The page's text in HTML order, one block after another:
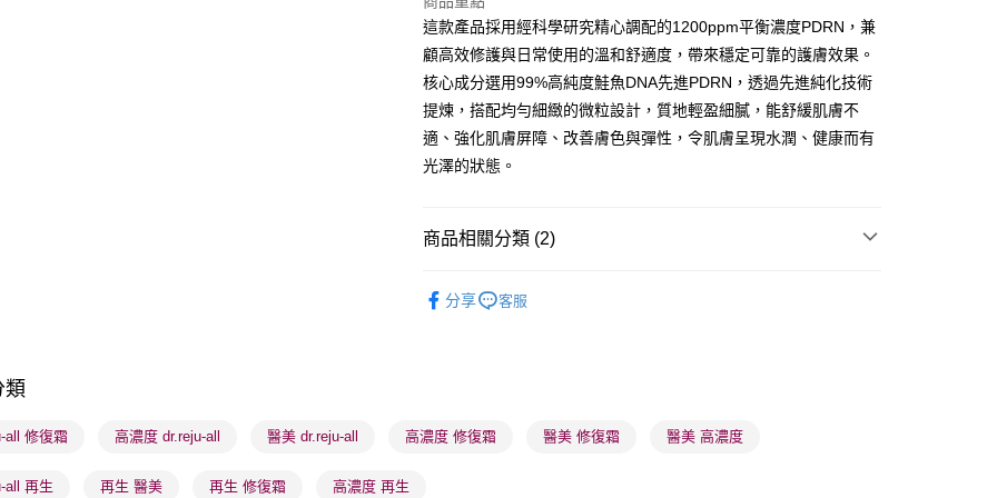
BoC Pay
送貨方式
順豐自助櫃 - 確認發貨後1-3個工作天送達
每筆HK$65.00，滿HK$300.00或以上免運費
每筆HK$65.00，滿HK$300.00或以上免運費
物流公司進行物流配送
每筆HK$20.00，滿HK$100.00或以上免運費
這款產品採用經科學研究精心調配的1200ppm平衡濃度PDRN，兼
顧高效修護與日常使用的溫和舒適度，帶來穩定可靠的護膚效果。
核心成分選用99%高純度鮭魚DNA先進PDRN，透過先進純化技術
提煉，搭配均勻細緻的微粒設計，質地輕盈細膩，能舒緩肌膚不
適、強化肌膚屏障、改善膚色與彈性，令肌膚呈現水潤、健康而有
光澤的狀態。
商品相關分類 (2)
分享 客服
類
all 修復霜 高濃度 dr.reju-all 醫美 dr.reju-all 高濃度 修復霜 醫美 修復霜 醫美 高濃度
all 再生 再生 醫美 再生 修復霜 高濃度 再生